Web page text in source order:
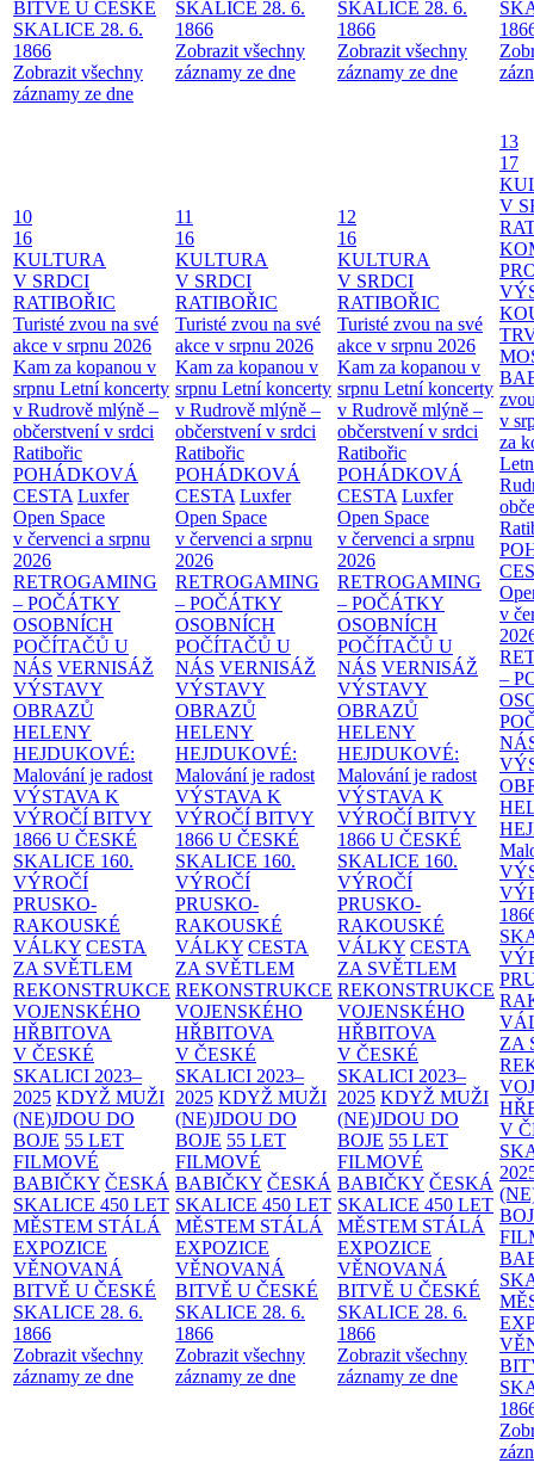
BITVĚ U ČESKÉ
SKALICE 28. 6.
1866
Zobrazit všechny
záznamy ze dne
SKALICE 28. 6.
1866
Zobrazit všechny
záznamy ze dne
SKALICE 28. 6.
1866
Zobrazit všechny
záznamy ze dne
10
16
KULTURA
V SRDCI
RATIBOŘIC
Turisté zvou na své
akce v srpnu 2026
Kam za kopanou v
srpnu Letní koncerty
v Rudrově mlýně –
občerstvení v srdci
Ratibořic
POHÁDKOVÁ
CESTA Luxfer
Open Space
v červenci a srpnu
2026
RETROGAMING
– POČÁTKY
OSOBNÍCH
POČÍTAČŮ U
NÁS VERNISÁŽ
VÝSTAVY
OBRAZŮ
HELENY
HEJDUKOVÉ:
Malování je radost
VÝSTAVA K
VÝROČÍ BITVY
1866 U ČESKÉ
SKALICE 160.
VÝROČÍ
PRUSKO-
RAKOUSKÉ
VÁLKY CESTA
ZA SVĚTLEM
REKONSTRUKCE
VOJENSKÉHO
HŘBITOVA
V ČESKÉ
SKALICI 2023–
2025 KDYŽ MUŽI
(NE)JDOU DO
BOJE 55 LET
FILMOVÉ
BABIČKY ČESKÁ
SKALICE 450 LET
MĚSTEM STÁLÁ
EXPOZICE
VĚNOVANÁ
BITVĚ U ČESKÉ
SKALICE 28. 6.
1866
Zobrazit všechny
záznamy ze dne
11
16
KULTURA
V SRDCI
RATIBOŘIC
Turisté zvou na své
akce v srpnu 2026
Kam za kopanou v
srpnu Letní koncerty
v Rudrově mlýně –
občerstvení v srdci
Ratibořic
POHÁDKOVÁ
CESTA Luxfer
Open Space
v červenci a srpnu
2026
RETROGAMING
– POČÁTKY
OSOBNÍCH
POČÍTAČŮ U
NÁS VERNISÁŽ
VÝSTAVY
OBRAZŮ
HELENY
HEJDUKOVÉ:
Malování je radost
VÝSTAVA K
VÝROČÍ BITVY
1866 U ČESKÉ
SKALICE 160.
VÝROČÍ
PRUSKO-
RAKOUSKÉ
VÁLKY CESTA
ZA SVĚTLEM
REKONSTRUKCE
VOJENSKÉHO
HŘBITOVA
V ČESKÉ
SKALICI 2023–
2025 KDYŽ MUŽI
(NE)JDOU DO
BOJE 55 LET
FILMOVÉ
BABIČKY ČESKÁ
SKALICE 450 LET
MĚSTEM STÁLÁ
EXPOZICE
VĚNOVANÁ
BITVĚ U ČESKÉ
SKALICE 28. 6.
1866
Zobrazit všechny
záznamy ze dne
12
16
KULTURA
V SRDCI
RATIBOŘIC
Turisté zvou na své
akce v srpnu 2026
Kam za kopanou v
srpnu Letní koncerty
v Rudrově mlýně –
občerstvení v srdci
Ratibořic
POHÁDKOVÁ
CESTA Luxfer
Open Space
v červenci a srpnu
2026
RETROGAMING
– POČÁTKY
OSOBNÍCH
POČÍTAČŮ U
NÁS VERNISÁŽ
VÝSTAVY
OBRAZŮ
HELENY
HEJDUKOVÉ:
Malování je radost
VÝSTAVA K
VÝROČÍ BITVY
1866 U ČESKÉ
SKALICE 160.
VÝROČÍ
PRUSKO-
RAKOUSKÉ
VÁLKY CESTA
ZA SVĚTLEM
REKONSTRUKCE
VOJENSKÉHO
HŘBITOVA
V ČESKÉ
SKALICI 2023–
2025 KDYŽ MUŽI
(NE)JDOU DO
BOJE 55 LET
FILMOVÉ
BABIČKY ČESKÁ
SKALICE 450 LET
MĚSTEM STÁLÁ
EXPOZICE
VĚNOVANÁ
BITVĚ U ČESKÉ
SKALICE 28. 6.
1866
Zobrazit všechny
záznamy ze dne
13
17
V
v
za
v
–
ZA
V